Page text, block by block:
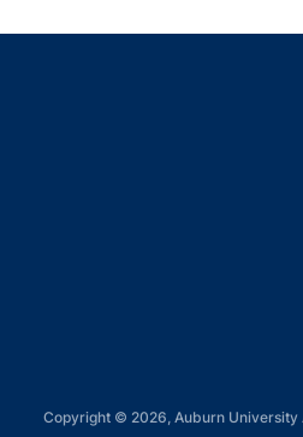
Copyright © 2026, Auburn University